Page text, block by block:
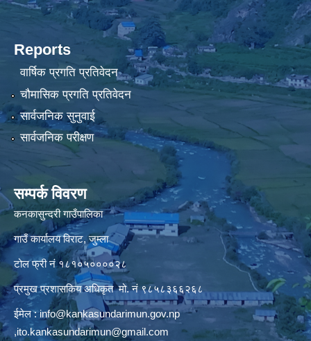
Reports
वार्षिक प्रगति प्रतिवेदन
चौमासिक प्रगति प्रतिवेदन
सार्वजनिक सुनुवाई
सार्वजनिक परीक्षण
सम्पर्क विवरण
कनकासुन्दरी गाउँपालिका
गाउँ कार्यालय विराट, जुम्ला
टोल फ्री नं १८१०५००००२८
प्रमुख प्रशासकिय अधिकृत मो. नं ९८५८३६६२६८
ईमेल :info@kankasundarimun.gov.np
,ito.kankasundarimun@gmail.com